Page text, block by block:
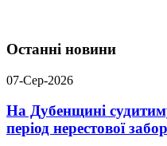
Останні новини
07-Сер-2026
На Дубенщині
період нерестової